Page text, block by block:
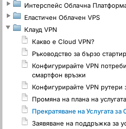
Интерспейс Облачна
Еластичен Облачен VPS
Клауд VPN
Какво е Cloud VPN?
Ръководство за бързо
Конфигурирайте VPN
смартфон връзки
Конфигурирайте VPN рутери
Промяна на плана на
Прекратяване на Услугата за
Заявяване на поддръжка за